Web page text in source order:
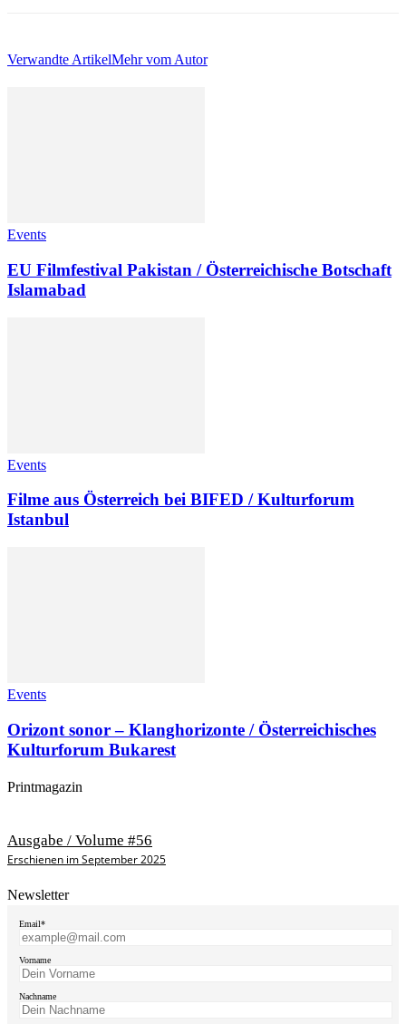
Verwandte ArtikelMehr vom Autor
Events
EU Filmfestival Pakistan / Österreichische Botschaft
Islamabad
Events
Filme aus Österreich bei BIFED / Kulturforum
Istanbul
Events
Orizont sonor – Klanghorizonte / Österreichisches
Kulturforum Bukarest
Printmagazin
Ausgabe / Volume #56
Erschienen im September 2025
Newsletter
Email*
Vorname
Nachname